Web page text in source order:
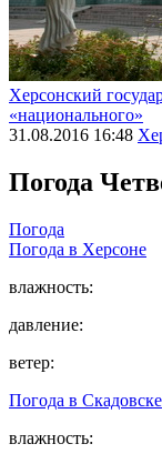
Херсонский
«национального»
31.08.2016 16:48
Погода
Погода
Погода в Херсоне
влажность:
давление:
ветер:
Погода в Скадовске
влажность: